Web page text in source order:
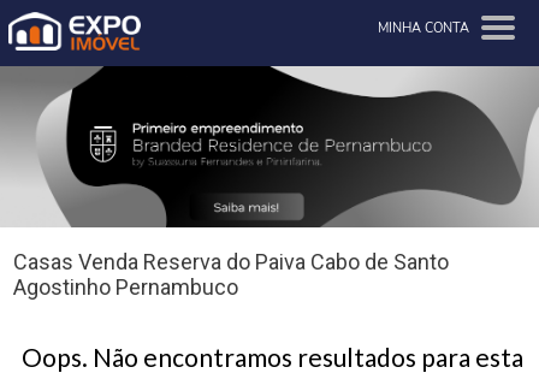
MINHA CONTA
Casas Venda Reserva do Paiva Cabo de Santo
Agostinho Pernambuco
Oops. Não encontramos resultados para esta